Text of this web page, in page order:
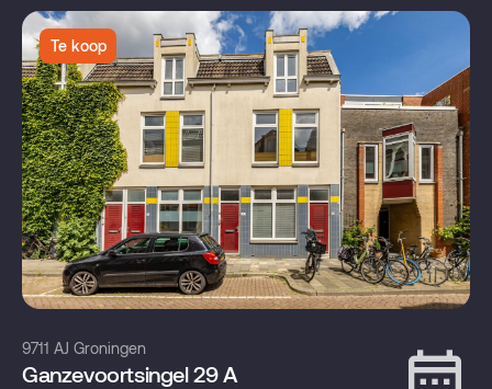
Te koop
9711 AJ Groningen
Ganzevoortsingel 29 A